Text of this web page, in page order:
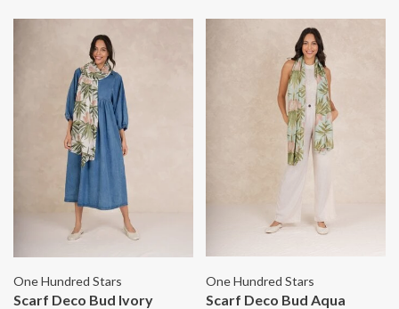
One Hundred Stars
Scarf Deco Bud Ivory
One Hundred Stars
Scarf Deco Bud Aqua